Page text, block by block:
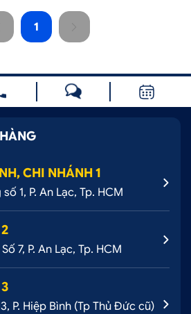
1
CHI NHÁNH 1
1, P. An Lạc, Tp. HCM
7, P. An Lạc, Tp. HCM
P. Hiệp Bình (Tp Thủ Đức cũ)